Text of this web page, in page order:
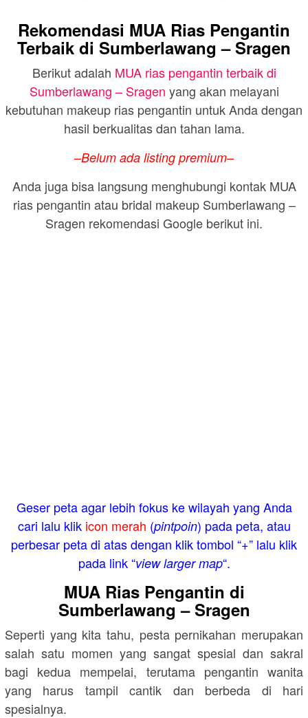
Rekomendasi MUA Rias Pengantin
Terbaik di Sumberlawang – Sragen
Berikut adalah MUA rias pengantin terbaik di
Sumberlawang – Sragen yang akan melayani
kebutuhan makeup rias pengantin untuk Anda dengan
hasil berkualitas dan tahan lama.
–Belum ada listing premium–
Anda juga bisa langsung menghubungi kontak MUA
rias pengantin atau bridal makeup Sumberlawang –
Sragen rekomendasi Google berikut ini.
Geser peta agar lebih fokus ke wilayah yang Anda
cari lalu klik icon merah (pintpoin) pada peta, atau
perbesar peta di atas dengan klik tombol “+” lalu klik
pada link “view larger map“.
MUA Rias Pengantin di
Sumberlawang – Sragen
Seperti yang kita tahu, pesta pernikahan merupakan
salah satu momen yang sangat spesial dan sakral
bagi kedua mempelai, terutama pengantin wanita
yang harus tampil cantik dan berbeda di hari
spesialnya.